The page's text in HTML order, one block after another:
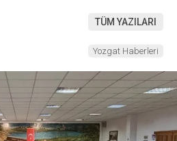
TÜM YAZILARI
Yozgat Haberleri